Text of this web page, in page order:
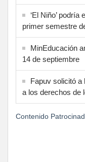
‘El Niño’
primer semestre
MinEducación
14 de septiembre
Fapuv solicitó a
a los derechos de
Contenido